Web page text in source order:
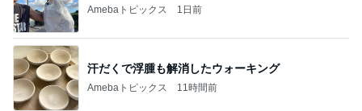
Amebaトピックス 1日前
汗だくで浮腫も解消したウォーキング
Amebaトピックス 11時間前